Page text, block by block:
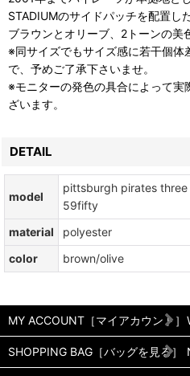
STADIUMのサイドパッチを配置し
ブラウンとオリーブ、2トーンの美
※同サイズでもサイズ感に若干個体
で、予めご了承下さいませ。
※モニターの発色の具合によって実
ざいます。
DETAIL
model
pittsburgh pirates
59fifty
material
polyester
color
brown/olive
MY ACCOUNT［マイアカウント］
SHOPPING BAG［バッグを見る］